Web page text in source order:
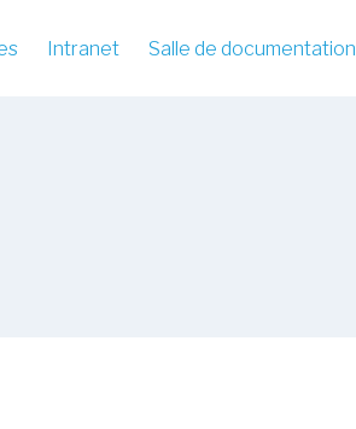
Intranet Salle de documentation